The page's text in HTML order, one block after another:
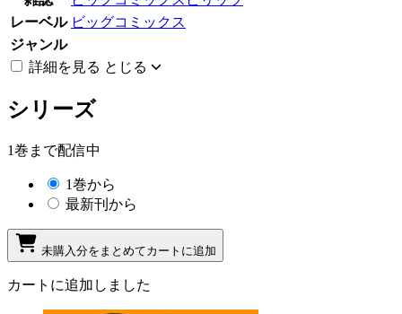
レーベル ビッグコミックス
ジャンル
詳細を見る とじる
シリーズ
1巻まで配信中
1巻から
最新刊から
未購入分をまとめてカートに追加
カートに追加しました